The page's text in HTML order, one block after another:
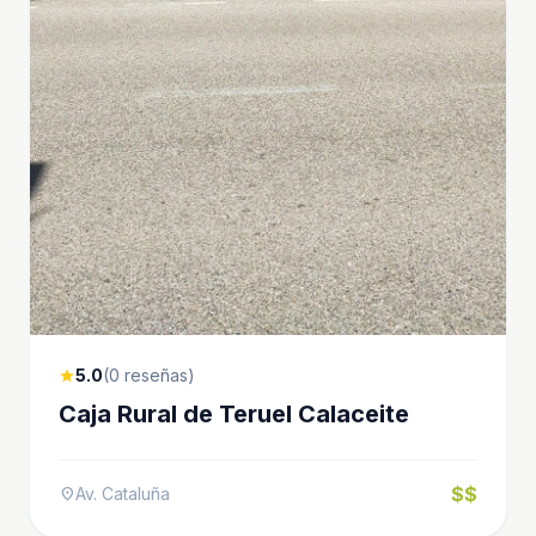
star5.0(0 reseñas)
Caja Rural de Teruel Calaceite
location_onAv. Cataluña $$